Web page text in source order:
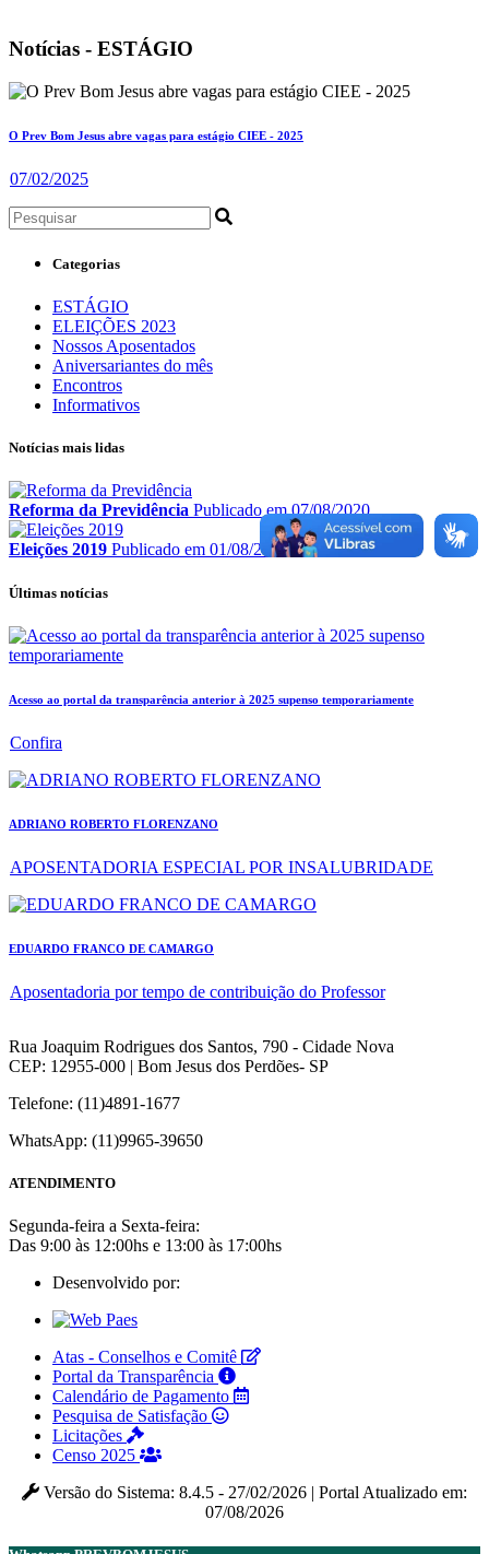
Notícias - ESTÁGIO
O Prev Bom Jesus abre vagas para estágio CIEE - 2025
07/02/2025
Categorias
ESTÁGIO
ELEIÇÕES 2023
Nossos Aposentados
Aniversariantes do mês
Encontros
Informativos
Notícias mais lidas
Reforma da Previdência Publicado em 07/08/2020
Eleições 2019 Publicado em 01/08/2020
Últimas notícias
Acesso ao portal da transparência anterior à 2025 supenso temporariamente
Confira
ADRIANO ROBERTO FLORENZANO
APOSENTADORIA ESPECIAL POR INSALUBRIDADE
EDUARDO FRANCO DE CAMARGO
Aposentadoria por tempo de contribuição do Professor
Rua Joaquim Rodrigues dos Santos, 790 - Cidade Nova
CEP: 12955-000 | Bom Jesus dos Perdões- SP
Telefone: (11)4891-1677
WhatsApp: (11)9965-39650
ATENDIMENTO
Segunda-feira a Sexta-feira:
Das 9:00 às 12:00hs e 13:00 às 17:00hs
Desenvolvido por:
Atas - Conselhos e Comitê
Portal da Transparência
Calendário de Pagamento
Pesquisa de Satisfação
Licitações
Censo 2025
Versão do Sistema: 8.4.5 - 27/02/2026 | Portal Atualizado em:
07/08/2026